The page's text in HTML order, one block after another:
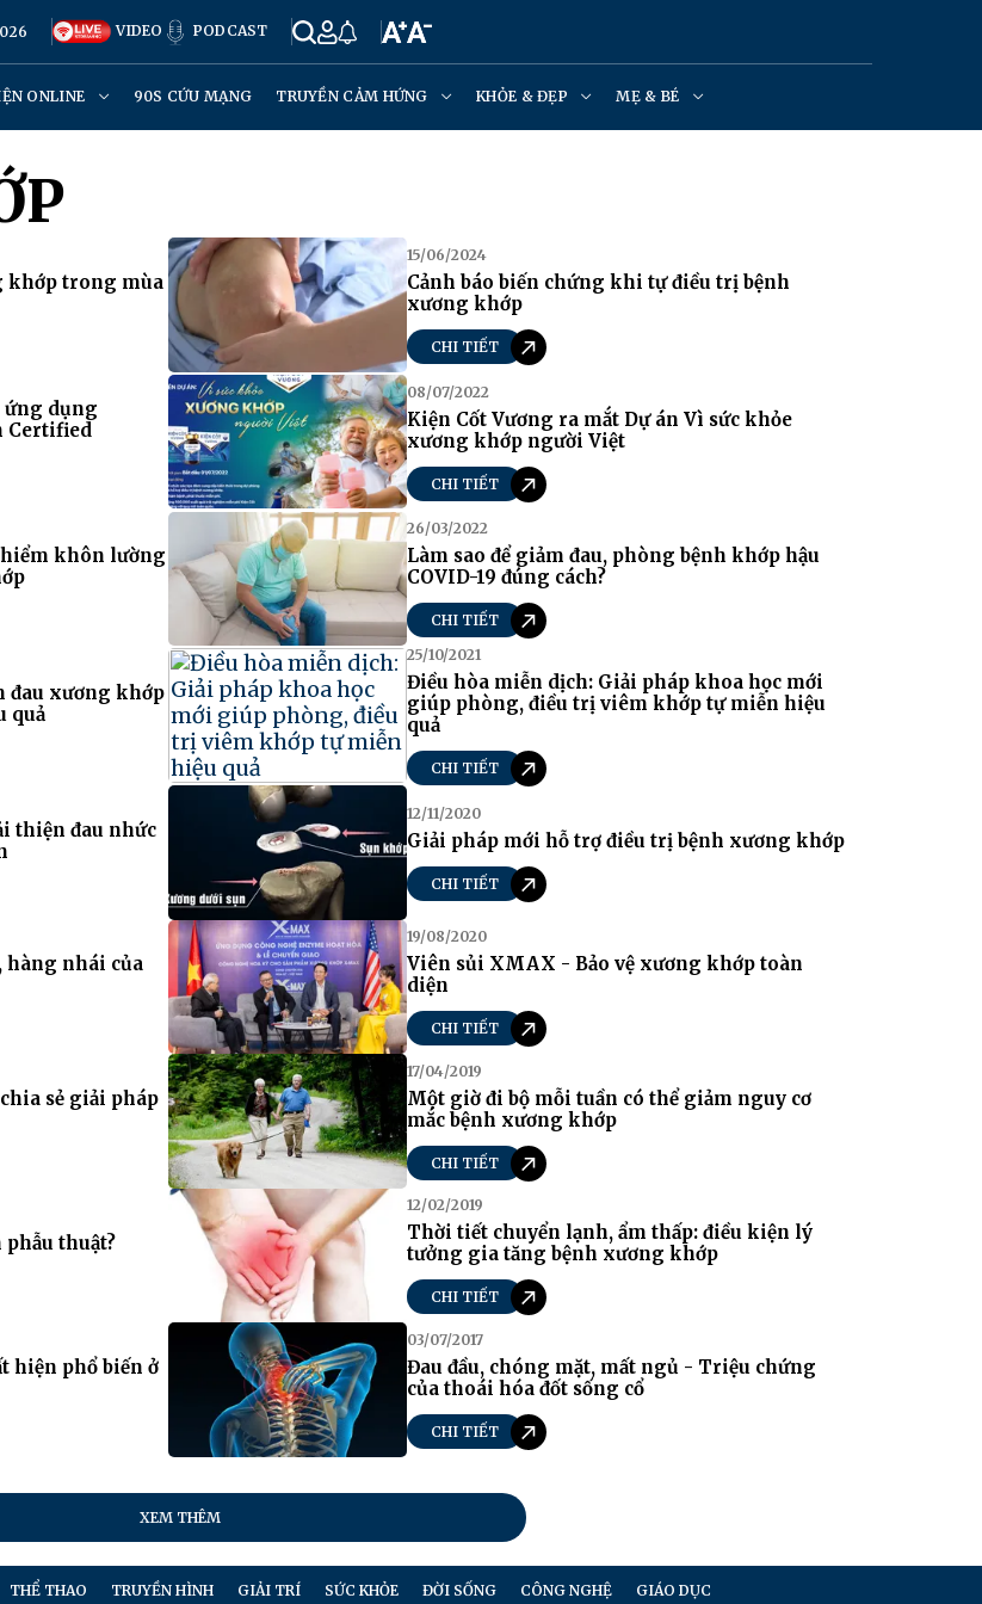
VIDEO PODCAST
ONLINE 90S CỨU MẠNG TRUYỀN CẢM HỨNG KHỎE & ĐẸP MẸ & BÉ
khớp trong mùa
15/06/2024
Cảnh báo biến chứng khi tự điều trị bệnh
xương khớp
CHI TIẾT
ứng dụng
Certified
08/07/2022
Kiện Cốt Vương ra mắt Dự án Vì sức khỏe
xương khớp người Việt
CHI TIẾT
khôn lường
26/03/2022
Làm sao để giảm đau, phòng bệnh khớp hậu
COVID-19 đúng cách?
CHI TIẾT
đau xương khớp
quả
25/10/2021
Điều hòa miễn dịch: Giải pháp khoa học mới
giúp phòng, điều trị viêm khớp tự miễn hiệu
quả
CHI TIẾT
thiện đau nhức
12/11/2020
Giải pháp mới hỗ trợ điều trị bệnh xương khớp
CHI TIẾT
hàng nhái của
19/08/2020
Viên sủi XMAX - Bảo vệ xương khớp toàn
diện
CHI TIẾT
sẻ giải pháp
17/04/2019
Một giờ đi bộ mỗi tuần có thể giảm nguy cơ
mắc bệnh xương khớp
CHI TIẾT
thuật?
12/02/2019
Thời tiết chuyển lạnh, ẩm thấp: điều kiện lý
tưởng gia tăng bệnh xương khớp
CHI TIẾT
hiện phổ biến ở
03/07/2017
Đau đầu, chóng mặt, mất ngủ - Triệu chứng
của thoái hóa đốt sống cổ
CHI TIẾT
XEM THÊM
THỂ THAO TRUYỀN HÌNH GIẢI TRÍ SỨC KHỎE ĐỜI SỐNG CÔNG NGHỆ GIÁO DỤC